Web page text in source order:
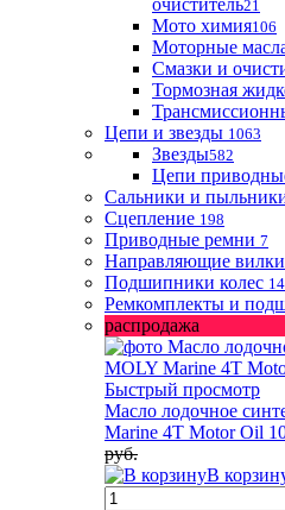
очиститель21
Мото химия106
Моторные
Смазки и
Тормозная
Цепи и звезды 1063
Звезды582
Цепи
Сальники и
Сцепление 198
Приводные ремни 7
Направляющие вилки
Подшипники колес
Ремкомплекты и
распродажа
Быстрый просмотр
Масло лодочное
Marine 4T Motor Oil
руб.
В